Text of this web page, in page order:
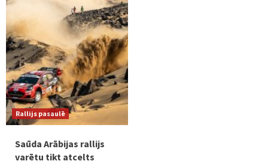
Rallijs pasaulē
Saūda Arābijas rallijs
varētu tikt atcelts